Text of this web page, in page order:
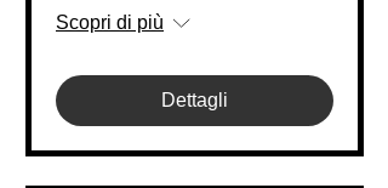
Scopri di più
Dettagli